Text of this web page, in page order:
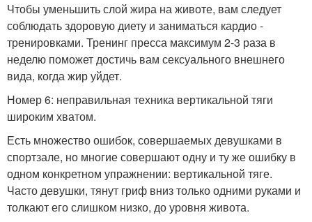
Чтобы уменьшить слой жира на животе, вам следует
соблюдать здоровую диету и заниматься кардио -
тренировками. Тренинг пресса максимум 2-3 раза в
неделю поможет достичь вам сексуального внешнего
вида, когда жир уйдет.
Номер 6: неправильная техника вертикальной тяги
широким хватом.
Есть множество ошибок, совершаемых девушками в
спортзале, но многие совершают одну и ту же ошибку в
одном конкретном упражнении: вертикальной тяге.
Часто девушки, тянут гриф вниз только одними руками и
толкают его слишком низко, до уровня живота.